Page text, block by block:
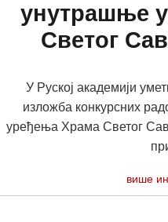
унутрашње
Светог
У Руској академији
изложба конкурсних
уређења Храма Светог
више